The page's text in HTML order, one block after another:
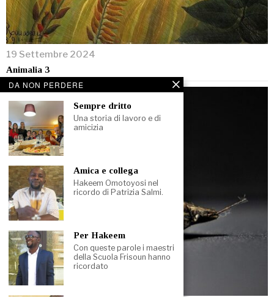
19 Settembre 2024
Animalia 3
DA NON PERDERE
Sempre dritto
Una storia di lavoro e di
amicizia
Amica e collega
Hakeem Omotoyosi nel
ricordo di Patrizia Salmi.
Per Hakeem
Con queste parole i maestri
della Scuola Frisoun hanno
ricordato